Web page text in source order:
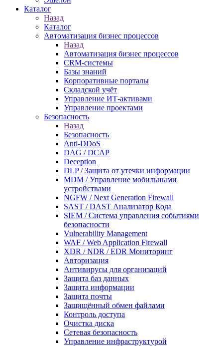
Каталог
Назад
Каталог
Автоматизация бизнес процессов
Назад
Автоматизация бизнес процессов
CRM-системы
Базы знаний
Корпоративные порталы
Складской учёт
Управление ИТ-активами
Управление проектами
Безопасность
Назад
Безопасность
Anti-DDoS
DAG / DCAP
Deception
DLP / Защита от утечки информации
MDM / Управление мобильными
устройствами
NGFW / Next Generation Firewall
SAST / DAST Анализатор Кода
SIEM / Система управления событиями
безопасности
Vulnerability Management
WAF / Web Application Firewall
XDR / NDR / EDR Мониторинг
Авторизация
Антивирусы для организаций
Защита баз данных
Защита информации
Защита почты
Защищённый обмен файлами
Контроль доступа
Очистка диска
Сетевая безопасность
Управление инфраструктурой